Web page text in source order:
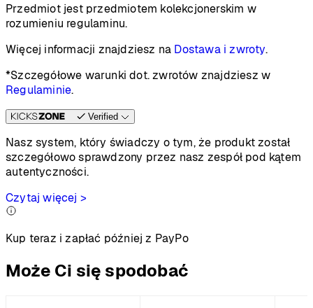
Przedmiot jest przedmiotem kolekcjonerskim w
rozumieniu regulaminu.
Więcej informacji znajdziesz na Dostawa i zwroty.
*Szczegółowe warunki dot. zwrotów znajdziesz w
Regulaminie.
Verified
Nasz system, który świadczy o tym, że produkt został
szczegółowo sprawdzony przez nasz zespół pod kątem
autentyczności.
Czytaj więcej >
Kup teraz i zapłać później z PayPo
Może Ci się spodobać